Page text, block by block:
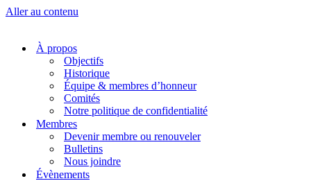
Aller au contenu
À propos
Objectifs
Historique
Équipe & membres d’honneur
Comités
Notre politique de confidentialité
Membres
Devenir membre ou renouveler
Bulletins
Nous joindre
Évènements